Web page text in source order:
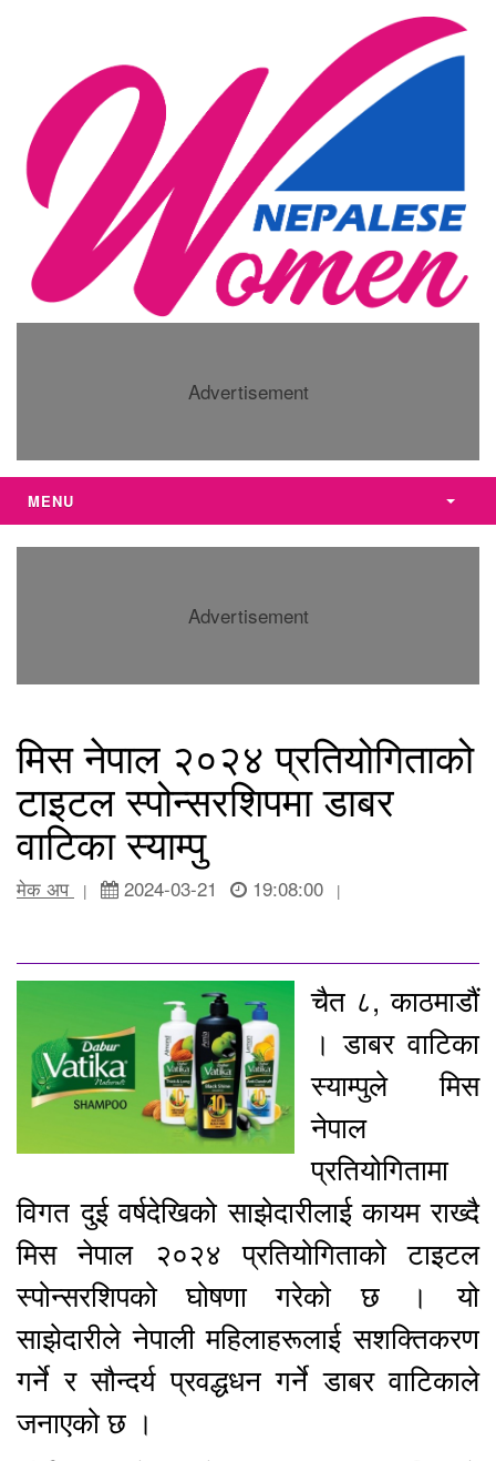
Advertisement
MENU
Advertisement
मिस नेपाल २०२४ प्रतियोगिताको
टाइटल स्पोन्सरशिपमा डाबर
वाटिका स्याम्पु
मेक अप | 2024-03-21 19:08:00 |
चैत ८, काठमाडौं
। डाबर वाटिका
स्याम्पुले मिस
नेपाल
प्रतियोगितामा
विगत दुई वर्षदेखिको साझेदारीलाई कायम राख्दै
मिस नेपाल २०२४ प्रतियोगिताको टाइटल
स्पोन्सरशिपको घोषणा गरेको छ । यो
साझेदारीले नेपाली महिलाहरूलाई सशक्तिकरण
गर्ने र सौन्दर्य प्रवद्धधन गर्ने डाबर वाटिकाले
जनाएको छ ।